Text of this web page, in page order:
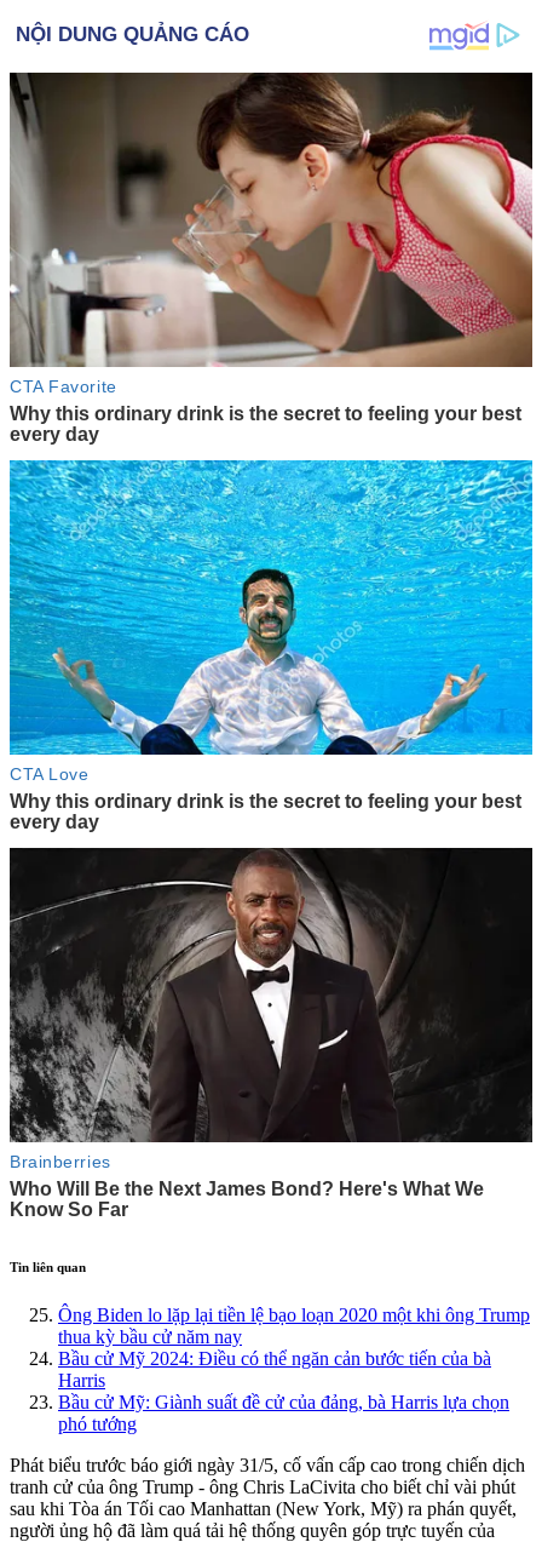
Tin liên quan
Ông Biden lo lặp lại tiền lệ bạo loạn 2020 một khi ông Trump
thua kỳ bầu cử năm nay
Bầu cử Mỹ 2024: Điều có thể ngăn cản bước tiến của bà
Harris
Bầu cử Mỹ: Giành suất đề cử của đảng, bà Harris lựa chọn
phó tướng
Phát biểu trước báo giới ngày 31/5, cố vấn cấp cao trong chiến dịch
tranh cử của ông Trump - ông Chris LaCivita cho biết chỉ vài phút
sau khi Tòa án Tối cao Manhattan (New York, Mỹ) ra phán quyết,
người ủng hộ đã làm quá tải hệ thống quyên góp trực tuyến của